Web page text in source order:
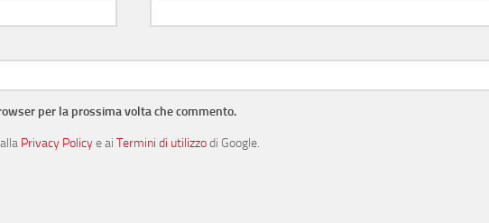
per la prossima volta che commento.
Privacy Policye ai Termini di utilizzodi Google.